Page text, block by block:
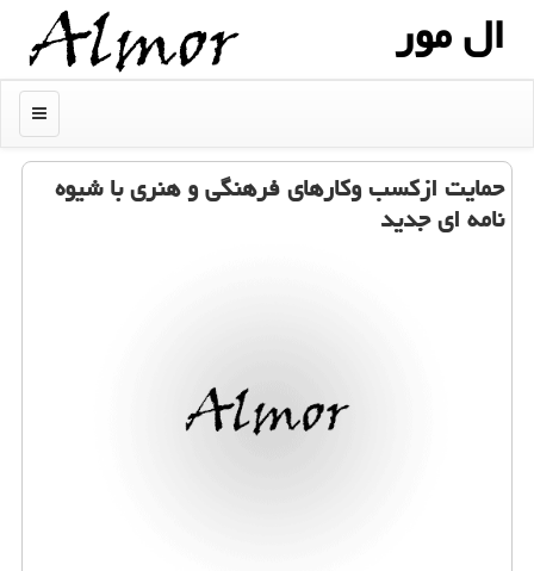
ال مور
منو
حمایت ازكسب وكارهای فرهنگی و هنری با شیوه
نامه ای جدید